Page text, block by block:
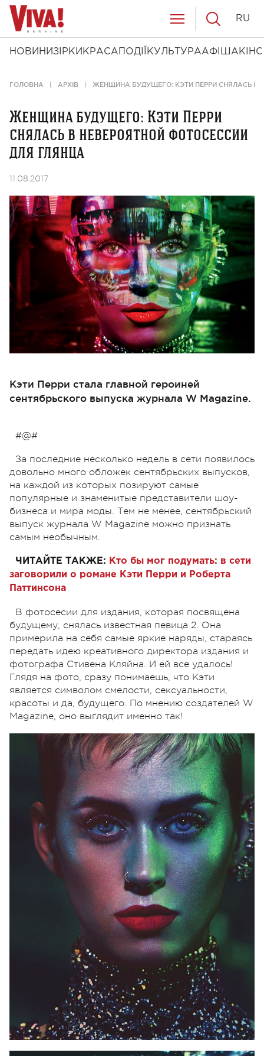
НОВИНИ ЗІРКИ КРАСА ПОДІЇ КУЛЬТУРААФІША КІНО
RU
ГОЛОВНА АРХІВ ЖЕНЩИНА БУДУЩЕГО: КЭТИ ПЕРРИ СНЯЛАСЬ В
Женщина будущего: Кэти Перри
снялась в невероятной фотосессии
для глянца
11.08.2017
Кэти Перри стала главной героиней
сентябрьского выпуска журнала W Magazine.
#@#
За последние несколько недель в сети появилось
довольно много обложек сентябрьских выпусков,
на каждой из которых позируют самые
популярные и знаменитые представители шоу-
бизнеса и мира моды. Тем не менее, сентябрьский
выпуск журнала W Magazine можно признать
самым необычным.
ЧИТАЙТЕ ТАКЖЕ: Кто бы мог подумать: в сети
заговорили о романе Кэти Перри и Роберта
Паттинсона
В фотосесии для издания, которая посвящена
будущему, снялась известная певица 2. Она
примерила на себя самые яркие наряды, стараясь
передать идею креативного директора издания и
фотографа Стивена Кляйна. И ей все удалось!
Глядя на фото, сразу понимаешь, что Кэти
является символом смелости, сексуальности,
красоты и да, будущего. По мнению создателей W
Magazine, оно выглядит именно так!